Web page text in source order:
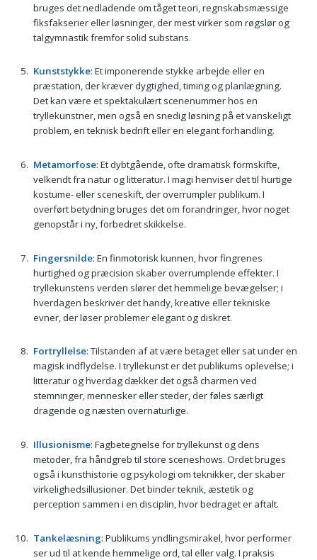
bruges det nedladende om tåget teori, regnskabsmæssige
fiksfakserier eller løsninger, der mest virker som røgslør og
talgymnastik fremfor solid substans.
Kunststykke: Et imponerende stykke arbejde eller en
præstation, der kræver dygtighed, timing og planlægning.
Det kan være et spektakulært scenenummer hos en
tryllekunstner, men også en snedig løsning på et vanskeligt
problem, en teknisk bedrift eller en elegant forhandling.
Metamorfose: Et dybtgående, ofte dramatisk formskifte,
velkendt fra natur og litteratur. I magi henviser det til hurtige
kostume- eller sceneskift, der overrumpler publikum. I
overført betydning bruges det om forandringer, hvor noget
genopstår i ny, forbedret skikkelse.
Fingersnilde: En finmotorisk kunnen, hvor fingrenes
hurtighed og præcision skaber overrumplende effekter. I
tryllekunstens verden slører det hemmelige bevægelser; i
hverdagen beskriver det handy, kreative eller tekniske
evner, der løser problemer elegant og diskret.
Fortryllelse: Tilstanden af at være betaget eller sat under en
magisk indflydelse. I tryllekunst er det publikums oplevelse; i
litteratur og hverdag dækker det også charmen ved
stemninger, mennesker eller steder, der føles særligt
dragende og næsten overnaturlige.
Illusionisme: Fagbetegnelse for tryllekunst og dens
metoder, fra håndgreb til store sceneshows. Ordet bruges
også i kunsthistorie og psykologi om teknikker, der skaber
virkelighedsillusioner. Det binder teknik, æstetik og
perception sammen i en disciplin, hvor bedraget er aftalt.
Tankelæsning: Publikums yndlingsmirakel, hvor performer
ser ud til at kende hemmelige ord, tal eller valg. I praksis